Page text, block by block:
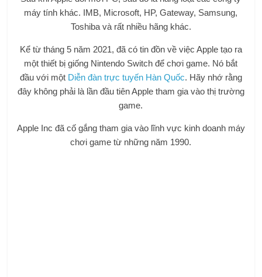
máy tính khác. IMB, Microsoft, HP, Gateway, Samsung,
Toshiba và rất nhiều hãng khác.
Kể từ tháng 5 năm 2021, đã có tin đồn về việc Apple tạo ra
một thiết bị giống Nintendo Switch để chơi game. Nó bắt
đầu với một Diễn đàn trực tuyến Hàn Quốc. Hãy nhớ rằng
đây không phải là lần đầu tiên Apple tham gia vào thị trường
game.
Apple Inc đã cố gắng tham gia vào lĩnh vực kinh doanh máy
chơi game từ những năm 1990.